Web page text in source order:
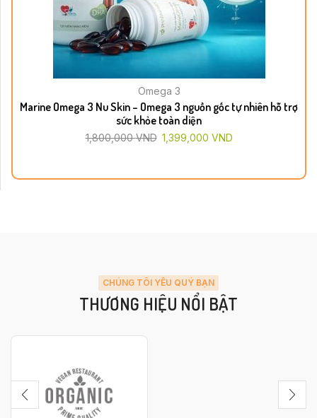
Omega 3
Marine Omega 3 Nu Skin – Omega 3 nguồn gốc tự nhiên hỗ trợ
sức khỏe toàn diện
1,800,000VND 1,399,000 VND
CHÚNG TÔI YÊU QUÝ BẠN
THƯƠNG HIỆU NỔI BẬT